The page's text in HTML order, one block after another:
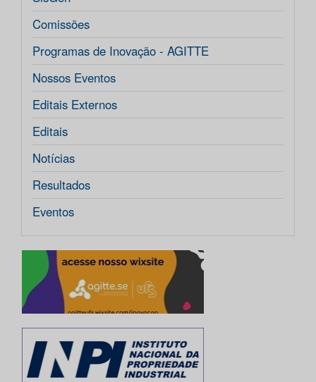
Comissões
Programas de Inovação - AGITTE
Nossos Eventos
Editais Externos
Editais
Notícias
Resultados
Eventos